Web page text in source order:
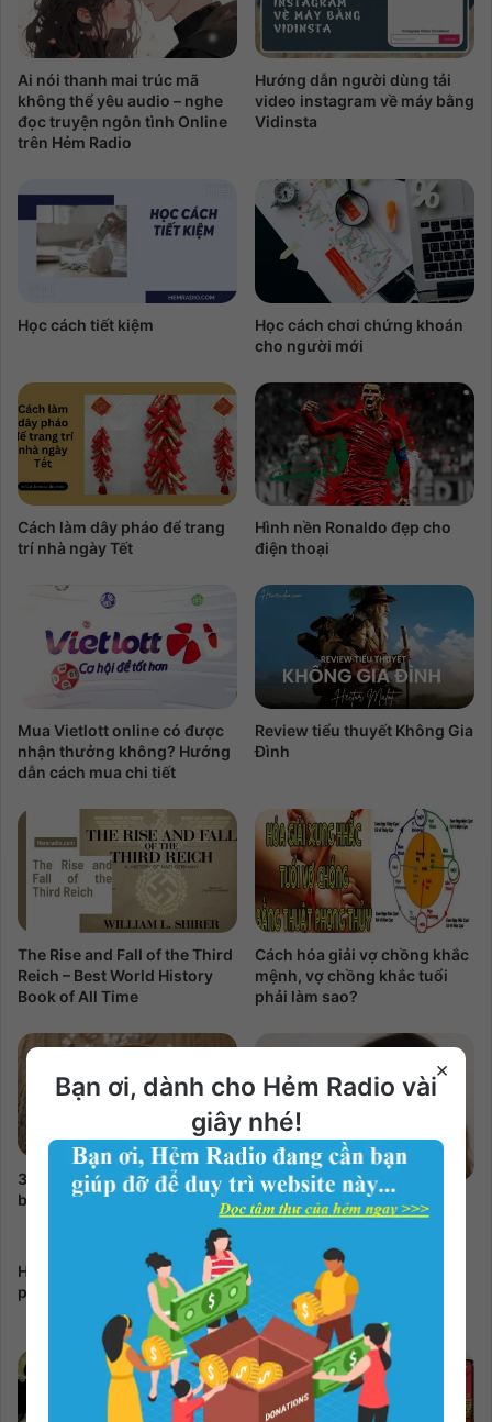
Ai nói thanh mai trúc mã
không thể yêu audio – nghe
đọc truyện ngôn tình Online
trên Hẻm Radio
Hướng dẫn người dùng tải
video instagram về máy bằng
Vidinsta
Học cách tiết kiệm
Học cách chơi chứng khoán
cho người mới
Cách làm dây pháo để trang
trí nhà ngày Tết
Hình nền Ronaldo đẹp cho
điện thoại
Mua Vietlott online có được
nhận thưởng không? Hướng
dẫn cách mua chi tiết
Review tiểu thuyết Không Gia
Đình
The Rise and Fall of the Third
Reich – Best World History
Book of All Time
Cách hóa giải vợ chồng khắc
mệnh, vợ chồng khắc tuổi
phải làm sao?
3 Cách hóa giải vận xui đeo
bám bạn nhanh nhất
TOP 8 Cách làm phồng tóc
mái thưa
Hướng dẫn bạn cách tự làm
phong bì thư đẹp nhất
Hướng dẫn làm lạp xưởng
không cần phơi nắng đảm
bảo vệ sinh
×
Bạn ơi, dành cho Hẻm Radio vài
giây nhé!